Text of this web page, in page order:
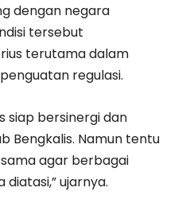
dengan negara
tersebut
terutama dalam
regulasi.
siap bersinergi dan
Bengkalis. Namun tentu
agar berbagai
ujarnya.